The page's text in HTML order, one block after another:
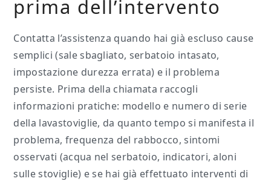
prima dell’intervento
Contatta l’assistenza quando hai già escluso cause
semplici (sale sbagliato, serbatoio intasato,
impostazione durezza errata) e il problema
persiste. Prima della chiamata raccogli
informazioni pratiche: modello e numero di serie
della lavastoviglie, da quanto tempo si manifesta il
problema, frequenza del rabbocco, sintomi
osservati (acqua nel serbatoio, indicatori, aloni
sulle stoviglie) e se hai già effettuato interventi di